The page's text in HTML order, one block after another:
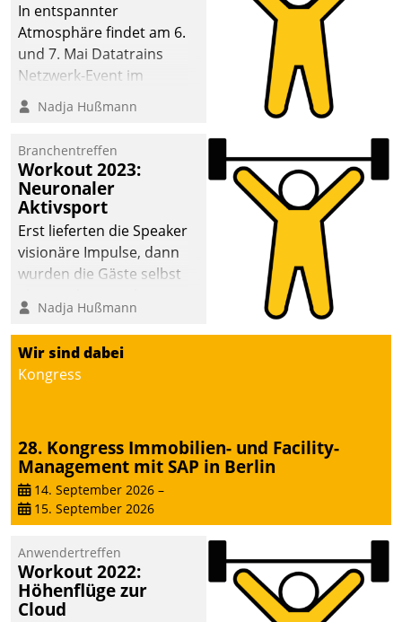
In entspannter
Atmosphäre findet am 6.
und 7. Mai Datatrains
Netzwerk-Event im
Kunden- und Partnerkreis
statt. Zentrale Frage: Wie
Mammutprojekte
meistern und Workloads
wuppen – bei zunehmend
anspruchsvollen
Aufgaben und
abnehmendem
Nadja Hußmann
Branchentreffen
Workout 2023:
Neuronaler
Aktivsport
Erst lieferten die Speaker
visionäre Impulse, dann
wurden die Gäste selbst
methodisch
Vernetzungsideen fürs
Quartier. Dazwischen
zeigte Datatrain, was es
Nadja Hußmann
Wir sind dabei
Kongress
28. Kongress Immobilien- und Facility-
Management mit SAP in Berlin
14. September 2026 –
15. September 2026
Anwendertreffen
Workout 2022:
Höhenflüge zur
Cloud